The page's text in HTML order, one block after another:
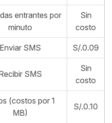
entrantes por
minuto
Sin
costo
Enviar SMS S/.0.09
SMS
Sin
costo
(costos por 1
MB)
S/.0.10